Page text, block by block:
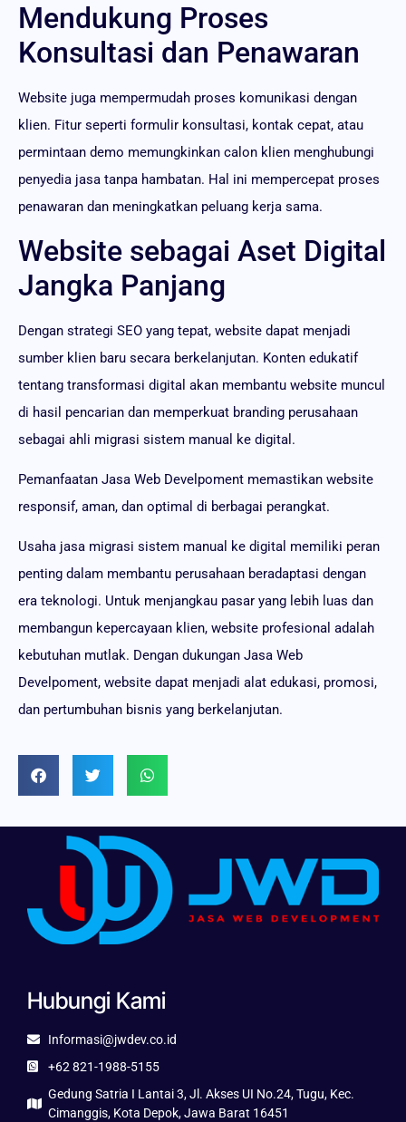
Mendukung Proses
Konsultasi dan Penawaran
Website juga mempermudah proses komunikasi dengan
klien. Fitur seperti formulir konsultasi, kontak cepat, atau
permintaan demo memungkinkan calon klien menghubungi
penyedia jasa tanpa hambatan. Hal ini mempercepat proses
penawaran dan meningkatkan peluang kerja sama.
Website sebagai Aset Digital
Jangka Panjang
Dengan strategi SEO yang tepat, website dapat menjadi
sumber klien baru secara berkelanjutan. Konten edukatif
tentang transformasi digital akan membantu website muncul
di hasil pencarian dan memperkuat branding perusahaan
sebagai ahli migrasi sistem manual ke digital.
Pemanfaatan Jasa Web Develpoment memastikan website
responsif, aman, dan optimal di berbagai perangkat.
Usaha jasa migrasi sistem manual ke digital memiliki peran
penting dalam membantu perusahaan beradaptasi dengan
era teknologi. Untuk menjangkau pasar yang lebih luas dan
membangun kepercayaan klien, website profesional adalah
kebutuhan mutlak. Dengan dukungan Jasa Web
Develpoment, website dapat menjadi alat edukasi, promosi,
dan pertumbuhan bisnis yang berkelanjutan.
Hubungi Kami
Informasi@jwdev.co.id
+62 821-1988-5155
Gedung Satria I Lantai 3, Jl. Akses UI No.24, Tugu, Kec.
Cimanggis, Kota Depok, Jawa Barat 16451